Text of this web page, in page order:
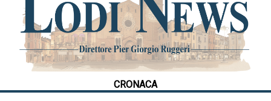
CRONACA
CRONACA
POLITICA
LA FOTO
METEO
CULTURA